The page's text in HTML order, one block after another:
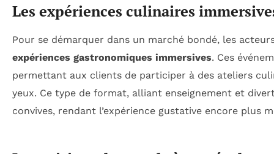
Les expériences culinaires
Pour se démarquer dans un marché bondé, les
expériences gastronomiques immersives. Ces
permettant aux clients de participer à des ateliers
yeux. Ce type de format, alliant enseignement et
convives, rendant l’expérience gustative encore plus